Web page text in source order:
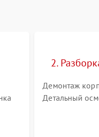
2.
Демонтаж
Детальный
шестерней